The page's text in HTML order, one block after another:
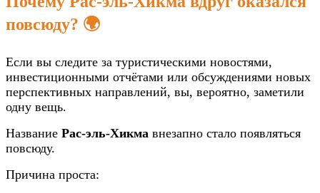
повсюду? 🌍
Если вы следите за туристическими новостями,
инвестиционными отчётами или обсуждениями новых
перспективных направлений, вы, вероятно, заметили
одну вещь.
Название Рас-эль-Хикма внезапно стало появляться
повсюду.
Причина проста: